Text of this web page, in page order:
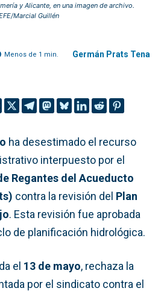
y Alicante, en una imagen de archivo.
Marcial Guillén
Menos de 1 min. Germán Prats Tena
ha desestimado el recurso
interpuesto por el
Regantes del Acueducto
contra la revisión del Plan
. Esta revisión fue aprobada
de planificación hidrológica.
el 13 de mayo, rechaza la
por el sindicato contra el